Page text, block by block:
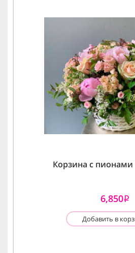
Корзина с пионами
6,850i
Добавить в